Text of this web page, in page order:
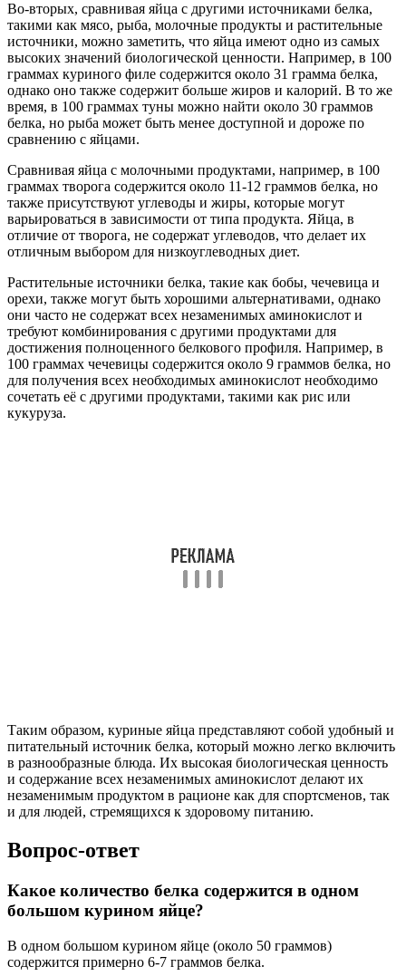
Во-вторых, сравнивая яйца с другими источниками белка,
такими как мясо, рыба, молочные продукты и растительные
источники, можно заметить, что яйца имеют одно из самых
высоких значений биологической ценности. Например, в 100
граммах куриного филе содержится около 31 грамма белка,
однако оно также содержит больше жиров и калорий. В то же
время, в 100 граммах туны можно найти около 30 граммов
белка, но рыба может быть менее доступной и дороже по
сравнению с яйцами.
Сравнивая яйца с молочными продуктами, например, в 100
граммах творога содержится около 11-12 граммов белка, но
также присутствуют углеводы и жиры, которые могут
варьироваться в зависимости от типа продукта. Яйца, в
отличие от творога, не содержат углеводов, что делает их
отличным выбором для низкоуглеводных диет.
Растительные источники белка, такие как бобы, чечевица и
орехи, также могут быть хорошими альтернативами, однако
они часто не содержат всех незаменимых аминокислот и
требуют комбинирования с другими продуктами для
достижения полноценного белкового профиля. Например, в
100 граммах чечевицы содержится около 9 граммов белка, но
для получения всех необходимых аминокислот необходимо
сочетать её с другими продуктами, такими как рис или
кукуруза.
Таким образом, куриные яйца представляют собой удобный и
питательный источник белка, который можно легко включить
в разнообразные блюда. Их высокая биологическая ценность
и содержание всех незаменимых аминокислот делают их
незаменимым продуктом в рационе как для спортсменов, так
и для людей, стремящихся к здоровому питанию.
Вопрос-ответ
Какое количество белка содержится в одном
большом курином яйце?
В одном большом курином яйце (около 50 граммов)
содержится примерно 6-7 граммов белка.